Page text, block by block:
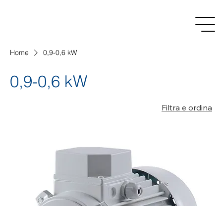
Home 0,9-0,6 kW
0,9-0,6 kW
Filtra e ordina